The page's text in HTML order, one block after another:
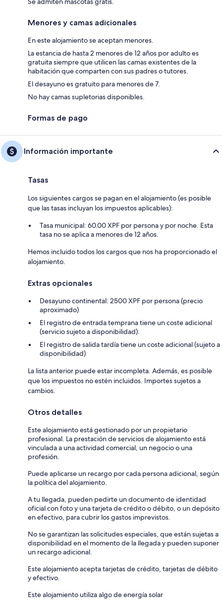
Menores y camas adicionales
En este alojamiento se aceptan menores.
La estancia de hasta 2 menores de 12 años por adulto es
gratuita siempre que utilicen las camas existentes de la
habitación que comparten con sus padres o tutores.
El desayuno es gratuito para menores de 7.
No hay camas supletorias disponibles.
Formas de pago
Información importante
Tasas
Los siguientes cargos se pagan en el alojamiento (es posible
que las tasas incluyan los impuestos aplicables):
Tasa municipal: 60.00 XPF por persona y por noche. Esta
tasa no se aplica a menores de 12 años.
Hemos incluido todos los cargos que nos ha proporcionado el
alojamiento.
Extras opcionales
Desayuno continental: 2500 XPF por persona (precio
aproximado)
El registro de entrada temprana tiene un coste adicional
(servicio sujeto a disponibilidad).
El registro de salida tardía tiene un coste adicional (sujeto a
disponibilidad)
La lista anterior puede estar incompleta. Además, es posible
que los impuestos no estén incluidos. Importes sujetos a
cambios.
Otros detalles
Este alojamiento está gestionado por un propietario
profesional. La prestación de servicios de alojamiento está
vinculada a una actividad comercial, un negocio o una
profesión.
Puede aplicarse un recargo por cada persona adicional, según
la política del alojamiento.
A tu llegada, pueden pedirte un documento de identidad
oficial con foto y una tarjeta de crédito o débito, o un depósito
en efectivo, para cubrir los gastos imprevistos.
No se garantizan las solicitudes especiales, que están sujetas a
disponibilidad en el momento de la llegada y pueden suponer
un recargo adicional.
Este alojamiento acepta tarjetas de crédito, tarjetas de débito
y efectivo.
Este alojamiento utiliza algo de energía solar